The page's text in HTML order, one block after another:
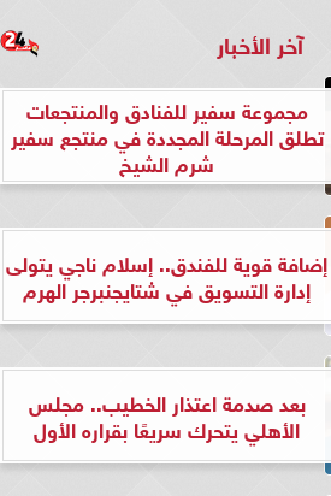
آخر الأخبار
مجموعة سفير للفنادق والمنتجعات
تطلق المرحلة المجددة في منتجع سفير
شرم الشيخ
إضافة قوية للفندق.. إسلام ناجي يتولى
إدارة التسويق في شتايجنبرجر الهرم
بعد صدمة اعتذار الخطيب.. مجلس
الأهلي يتحرك سريعًا بقراره الأول